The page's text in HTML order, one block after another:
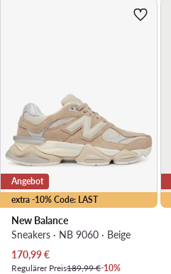
extra -10% Code: LAST
Angebot
New Balance
Sneakers · NB 9060 · Beige
Aktueller Preis
170,99€
Regulärer Preis189,99 €-10%